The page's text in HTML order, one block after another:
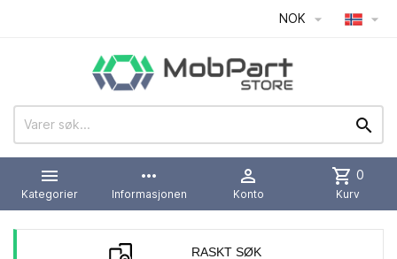
NOK  


Kategorier
more_horiz
Informasjonen

Konto
shopping_cart 0
Kurv
RASKT SØK